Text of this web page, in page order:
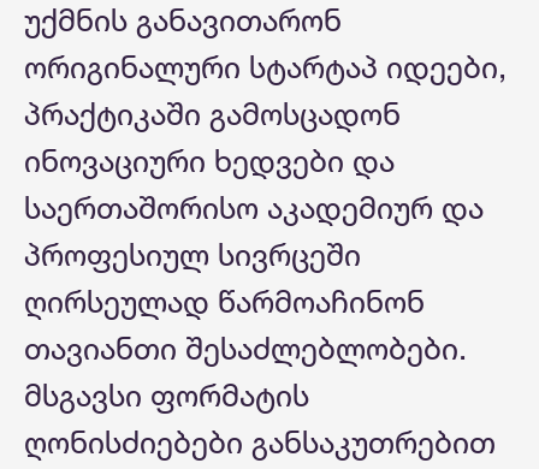
უქმნის განავითარონ
ორიგინალური სტარტაპ იდეები,
პრაქტიკაში გამოსცადონ
ინოვაციური ხედვები და
საერთაშორისო აკადემიურ და
პროფესიულ სივრცეში
ღირსეულად წარმოაჩინონ
თავიანთი შესაძლებლობები.
მსგავსი ფორმატის
ღონისძიებები განსაკუთრებით